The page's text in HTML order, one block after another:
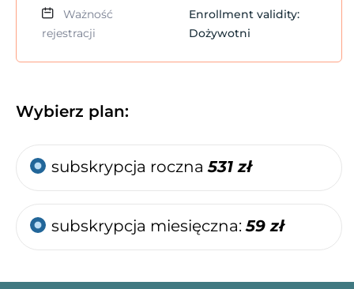
Ważność
rejestracji
Enrollment validity:
Dożywotni
Wybierz plan:
subskrypcja roczna531 zł
subskrypcja miesięczna:59 zł